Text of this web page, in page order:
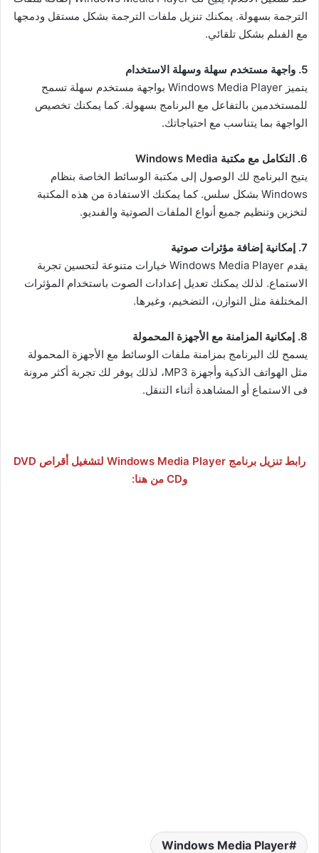
الترجمة بسهولة. يمكنك تنزيل ملفات الترجمة بشكل مستقل ودمجها
مع الفىلم بشكل تلقائي.
5. واجهة مستخدم سهلة وسهلة الاستخدام
يتميز Windows Media Player بواجهة مستخدم سهلة تسمح
للمستخدمين بالتفاعل مع البرنامج بسهولة. كما يمكنك تخصيص
الواجهة بما يتناسب مع احتياجاتك.
6. التكامل مع مكتبة Windows Media
يتيح البرنامج لك الوصول إلى مكتبة الوسائط الخاصة بنظام
Windows بشكل سلس. كما يمكنك الاستفادة من هذه المكتبة
لتخزين وتنظيم جميع أنواع الملفات الصوتية والفىديو.
7. إمكانية إضافة مؤثرات صوتية
يقدم Windows Media Player خيارات متنوعة لتحسين تجربة
الاستماع. لذلك يمكنك تعديل إعدادات الصوت باستخدام المؤثرات
المختلفة مثل التوازن، التضخيم، وغيرها.
8. إمكانية المزامنة مع الأجهزة المحمولة
يسمح لك البرنامج بمزامنة ملفات الوسائط مع الأجهزة المحمولة
مثل الهواتف الذكية وأجهزة MP3، لذلك يوفر لك تجربة أكثر مرونة
فى الاستماع أو المشاهدة أثناء التنقل.
رابط تنزيل برنامج Windows Media Player لتشغيل أقراص DVD
وCD من هنا:
Windows Media Player